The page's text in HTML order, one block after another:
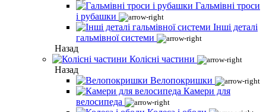
Гальмівні троси
і рубашки
Інші деталі
гальмівної системи
Назад
Колісні частини
Назад
Велопокришки
Камери для
велосипеда